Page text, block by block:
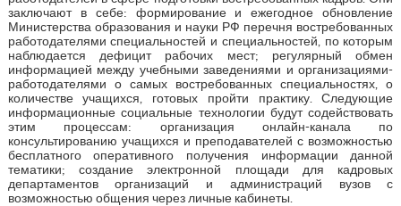
заключают в себе: формирование и ежегодное обновление
Министерства образования и науки РФ перечня востребованных
работодателями специальностей и специальностей, по которым
наблюдается дефицит рабочих мест; регулярный обмен
информацией между учебными заведениями и организациями-
работодателями о самых востребованных специальностях, о
количестве учащихся, готовых пройти практику. Следующие
информационные социальные технологии будут содействовать
этим процессам: организация онлайн-канала по
консультированию учащихся и преподавателей с возможностью
бесплатного оперативного получения информации данной
тематики; создание электронной площади для кадровых
департаментов организаций и администраций вузов с
возможностью общения через личные кабинеты.